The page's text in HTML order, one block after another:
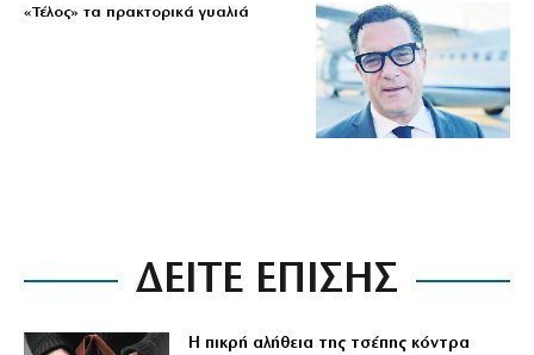
«Τέλος» τα πρακτορικά γυαλιά
ΔΕΙΤΕ ΕΠΙΣΗΣ
Η πικρή αλήθεια της τσέπης κόντρα